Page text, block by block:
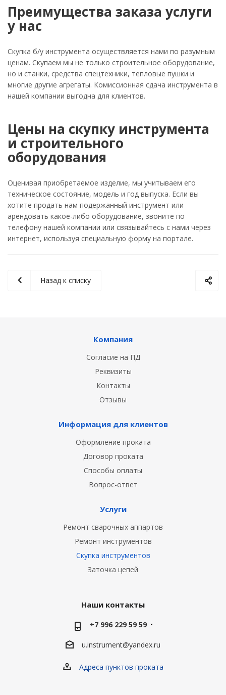
Преимущества заказа услуги
у нас
Скупка б/у инструмента осуществляется нами по разумным
ценам. Скупаем мы не только строительное оборудование,
но и станки, средства спецтехники, тепловые пушки и
многие другие агрегаты. Комиссионная сдача инструмента в
нашей компании выгодна для клиентов.
Цены на скупку инструмента
и строительного
оборудования
Оценивая приобретаемое изделие, мы учитываем его
техническое состояние, модель и год выпуска. Если вы
хотите продать нам подержанный инструмент или
арендовать какое-либо оборудование, звоните по
телефону нашей компании или связывайтесь с нами через
интернет, используя специальную форму на портале.
Назад к списку
Компания
Согласие на ПД
Реквизиты
Контакты
Отзывы
Информация для клиентов
Оформление проката
Договор проката
Способы оплаты
Вопрос-ответ
Услуги
Ремонт сварочных аппартов
Ремонт инструментов
Скупка инструментов
Заточка цепей
Наши контакты
+7 996 229 59 59
u.instrument@yandex.ru
Адреса пунктов проката